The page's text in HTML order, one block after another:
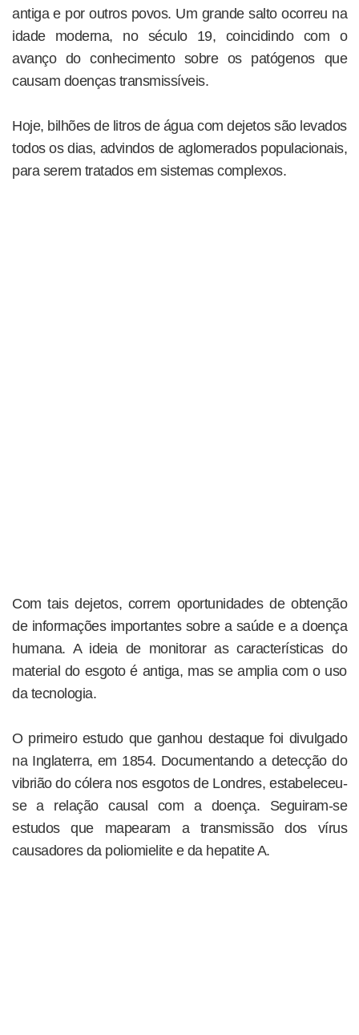
antiga e por outros povos. Um grande salto ocorreu na
idade moderna, no século 19, coincidindo com o
avanço do conhecimento sobre os patógenos que
causam doenças transmissíveis.
Hoje, bilhões de litros de água com dejetos são levados
todos os dias, advindos de aglomerados populacionais,
para serem tratados em sistemas complexos.
Com tais dejetos, correm oportunidades de obtenção
de informações importantes sobre a saúde e a doença
humana. A ideia de monitorar as características do
material do esgoto é antiga, mas se amplia com o uso
da tecnologia.
O primeiro estudo que ganhou destaque foi divulgado
na Inglaterra, em 1854. Documentando a detecção do
vibrião do cólera nos esgotos de Londres, estabeleceu-
se a relação causal com a doença. Seguiram-se
estudos que mapearam a transmissão dos vírus
causadores da poliomielite e da hepatite A.